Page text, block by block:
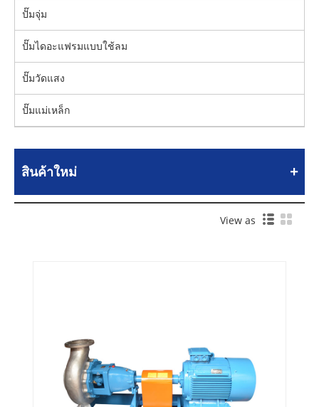
ปั๊มจุ่ม
ปั๊มไดอะแฟรมแบบใช้ลม
ปั๊มวัดแสง
ปั๊มแม่เหล็ก
สินค้าใหม่
View as